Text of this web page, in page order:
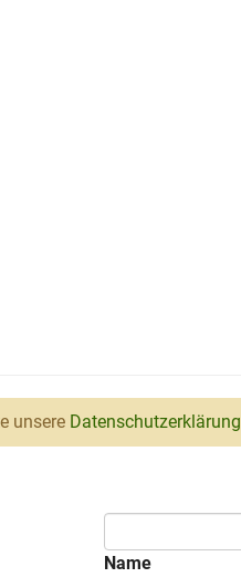
unsere Datenschutzerklärung
Name